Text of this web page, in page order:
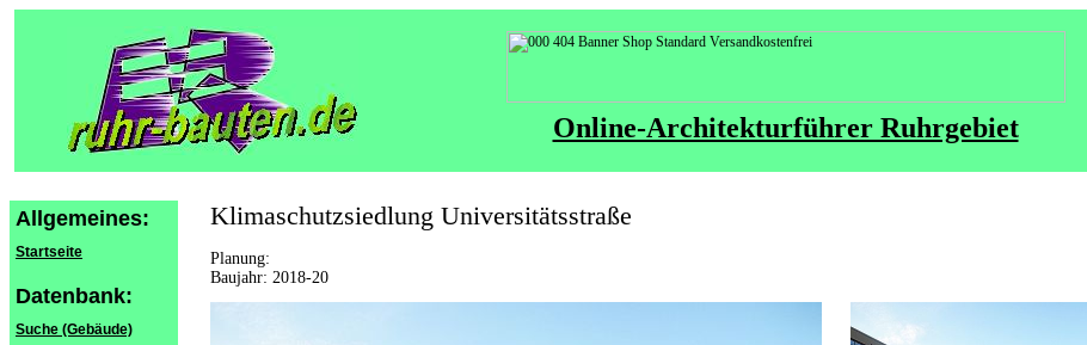
Online-Architekturführer Ruhrgebiet
Allgemeines:
Startseite
Datenbank:
Suche (Gebäude)
Klimaschutzsiedlung Universitätsstraße
Planung:
Baujahr: 2018-20